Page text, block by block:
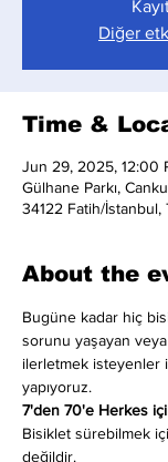
Diğer
Time &
Jun 29, 2025, 12:00
Gülhane Parkı,
34122 Fatih/İstanbul,
About the
Bugüne kadar hiç
sorunu yaşayan
ilerletmek isteyenler
yapıyoruz.
7'den 70'e Herkes
Bisiklet sürebilmek
değildir.